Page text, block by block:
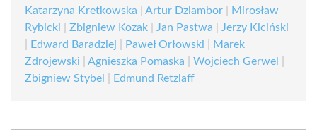
Katarzyna Kretkowska
Artur Dziambor
Mirosław
Rybicki
Zbigniew Kozak Jan Pastwa
Jerzy Kiciński
Edward Baradziej Paweł Orłowski
Marek
Zdrojewski
Agnieszka Pomaska Wojciech Gerwel
Zbigniew Stybel
Edmund Retzlaff